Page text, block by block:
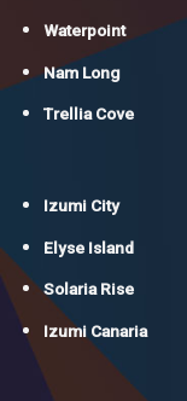
Waterpoint
Nam Long
Trellia Cove
Izumi City
Elyse Island
Solaria Rise
Izumi Canaria